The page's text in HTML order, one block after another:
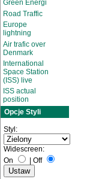
Green Energi
Road Traffic
Europe
lightning
Air trafic over
Denmark
International
Space Station
(ISS) live
ISS actual
position
Opcje Styli
Styl:
Widescreen:
On
Off